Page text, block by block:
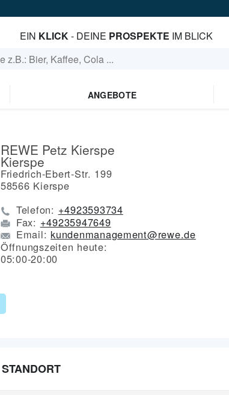
EIN KLICK- DEINE PROSPEKTE IM BLICK
ANGEBOTE
REWE Petz Kierspe
Kierspe
Friedrich-Ebert-Str. 199
58566 Kierspe
Telefon: +4923593734
Fax: +49235947649
Email: kundenmanagement@rewe.de
Öffnungszeiten heute:
05:00-20:00
STANDORT